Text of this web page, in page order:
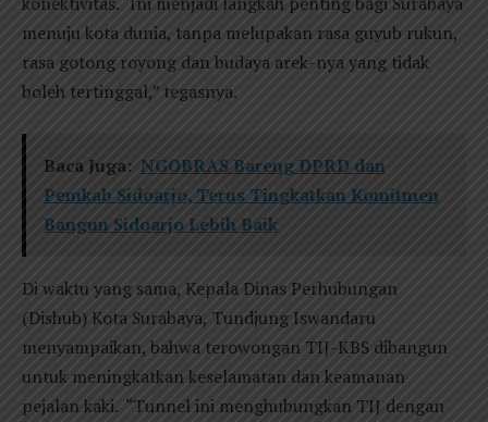
menuju kota dunia, tanpa melupakan rasa guyub rukun,
rasa gotong royong dan budaya arek-nya yang tidak
boleh tertinggal,” tegasnya.
Baca Juga: NGOBRAS Bareng DPRD dan
Pemkab Sidoarjo, Terus Tingkatkan Komitmen
Bangun Sidoarjo Lebih Baik
Di waktu yang sama, Kepala Dinas Perhubungan
(Dishub) Kota Surabaya, Tundjung Iswandaru
menyampaikan, bahwa terowongan TIJ-KBS dibangun
untuk meningkatkan keselamatan dan keamanan
pejalan kaki. “Tunnel ini menghubungkan TIJ dengan